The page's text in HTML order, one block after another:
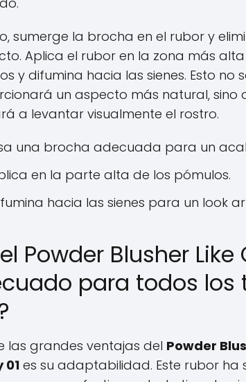
sumerge la brocha en el rubor y
Aplica el rubor en la zona más
y difumina hacia las sienes. Esto no
un aspecto más natural, sino
a levantar visualmente el rostro.
una brocha adecuada para un
en la parte alta de los pómulos.
hacia las sienes para un look
Powder Blusher Like
para todos los
las grandes ventajas del Powder
01es su adaptabilidad. Este rubor ha